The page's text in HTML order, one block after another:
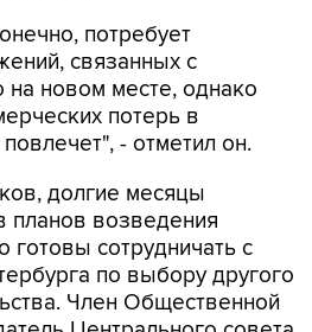
потребует
связанных с
новом месте, однако
потерь в
- отметил он.
долгие месяцы
планов возведения
готовы сотрудничать с
по выбору другого
Член Общественной